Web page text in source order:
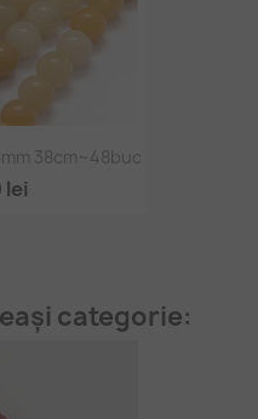
38cm~48buc
lei
categorie: